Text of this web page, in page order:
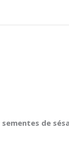
sementes de